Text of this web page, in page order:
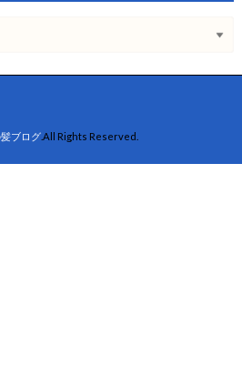
ブログ.All Rights Reserved.